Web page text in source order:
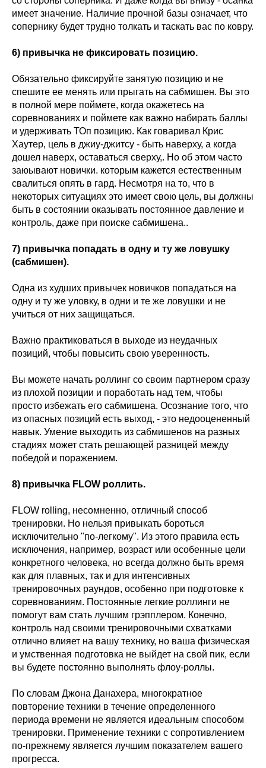
имеет значение. Наличие прочной базы означает, что
сопернику будет трудно толкать и таскать вас по ковру.
6) привычка не фиксировать позицию.
Обязательно фиксируйте занятую позицию и не
спешите ее менять или прыгать на сабмишен. Вы это
в полной мере поймете, когда окажетесь на
соревнованиях и поймете как важно набирать баллы
и удерживать ТОп позицию. Как говаривал Крис
Хаутер, цель в джиу-джитсу - быть наверху, а когда
дошел наверх, оставаться сверху,. Но об этом часто
заюывают новички. которым кажется естественным
свалиться опять в гард. Несмотря на то, что в
некоторых ситуациях это имеет свою цель, вы должны
быть в состоянии оказывать постоянное давление и
контроль, даже при поиске сабмишена..
7) привычка попадать в одну и ту же ловушку
(сабмишен).
Одна из худших привычек новичков попадаться на
одну и ту же уловку, в одни и те же ловушки и не
учиться от них защищаться.
Важно практиковаться в выходе из неудачных
позиций, чтобы повысить свою уверенность.
Вы можете начать роллинг со своим партнером сразу
из плохой позиции и поработать над тем, чтобы
просто избежать его сабмишена. Осознание того, что
из опасных позиций есть выход, - это недооцененный
навык. Умение выходить из сабмишенов на разных
стадиях может стать решающей разницей между
победой и поражением.
8) привычка FLOW роллить.
FLOW rolling, несомненно, отличный способ
тренировки. Но нельзя привыкать бороться
исключительно "по-легкому". Из этого правила есть
исключения, например, возраст или особенные цели
конкретного человека, но всегда должно быть время
как для плавных, так и для интенсивных
тренировочных раундов, особенно при подготовке к
соревнованиям. Постоянные легкие роллинги не
помогут вам стать лучшим грэпплером. Конечно,
контроль над своими тренировочными схватками
отлично влияет на вашу технику, но ваша физическая
и умственная подготовка не выйдет на свой пик, если
вы будете постоянно выполнять флоу-роллы.
По словам Джона Данахера, многократное
повторение техники в течение определенного
периода времени не является идеальным способом
тренировки. Применение техники с сопротивлением
по-прежнему является лучшим показателем вашего
прогресса.